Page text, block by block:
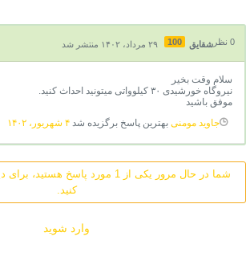
شقایق 100 ۲۹ مرداد، ۱۴۰۲ منتشر شد 0 نظر
سلام وقت بخیر
نیروگاه خورشیدی ۳۰ کیلوواتی میتونید احداث کنید.
موفق باشید
جاوید مومنی بهترین پاسخ برگزیده شد ۴ شهریور، ۱۴۰۲
شما در حال مرور یکی از 1 مورد پاسخ
کنید.
وارد شوید